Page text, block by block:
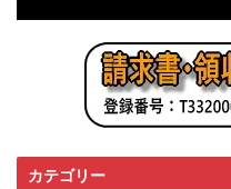
カテゴリー